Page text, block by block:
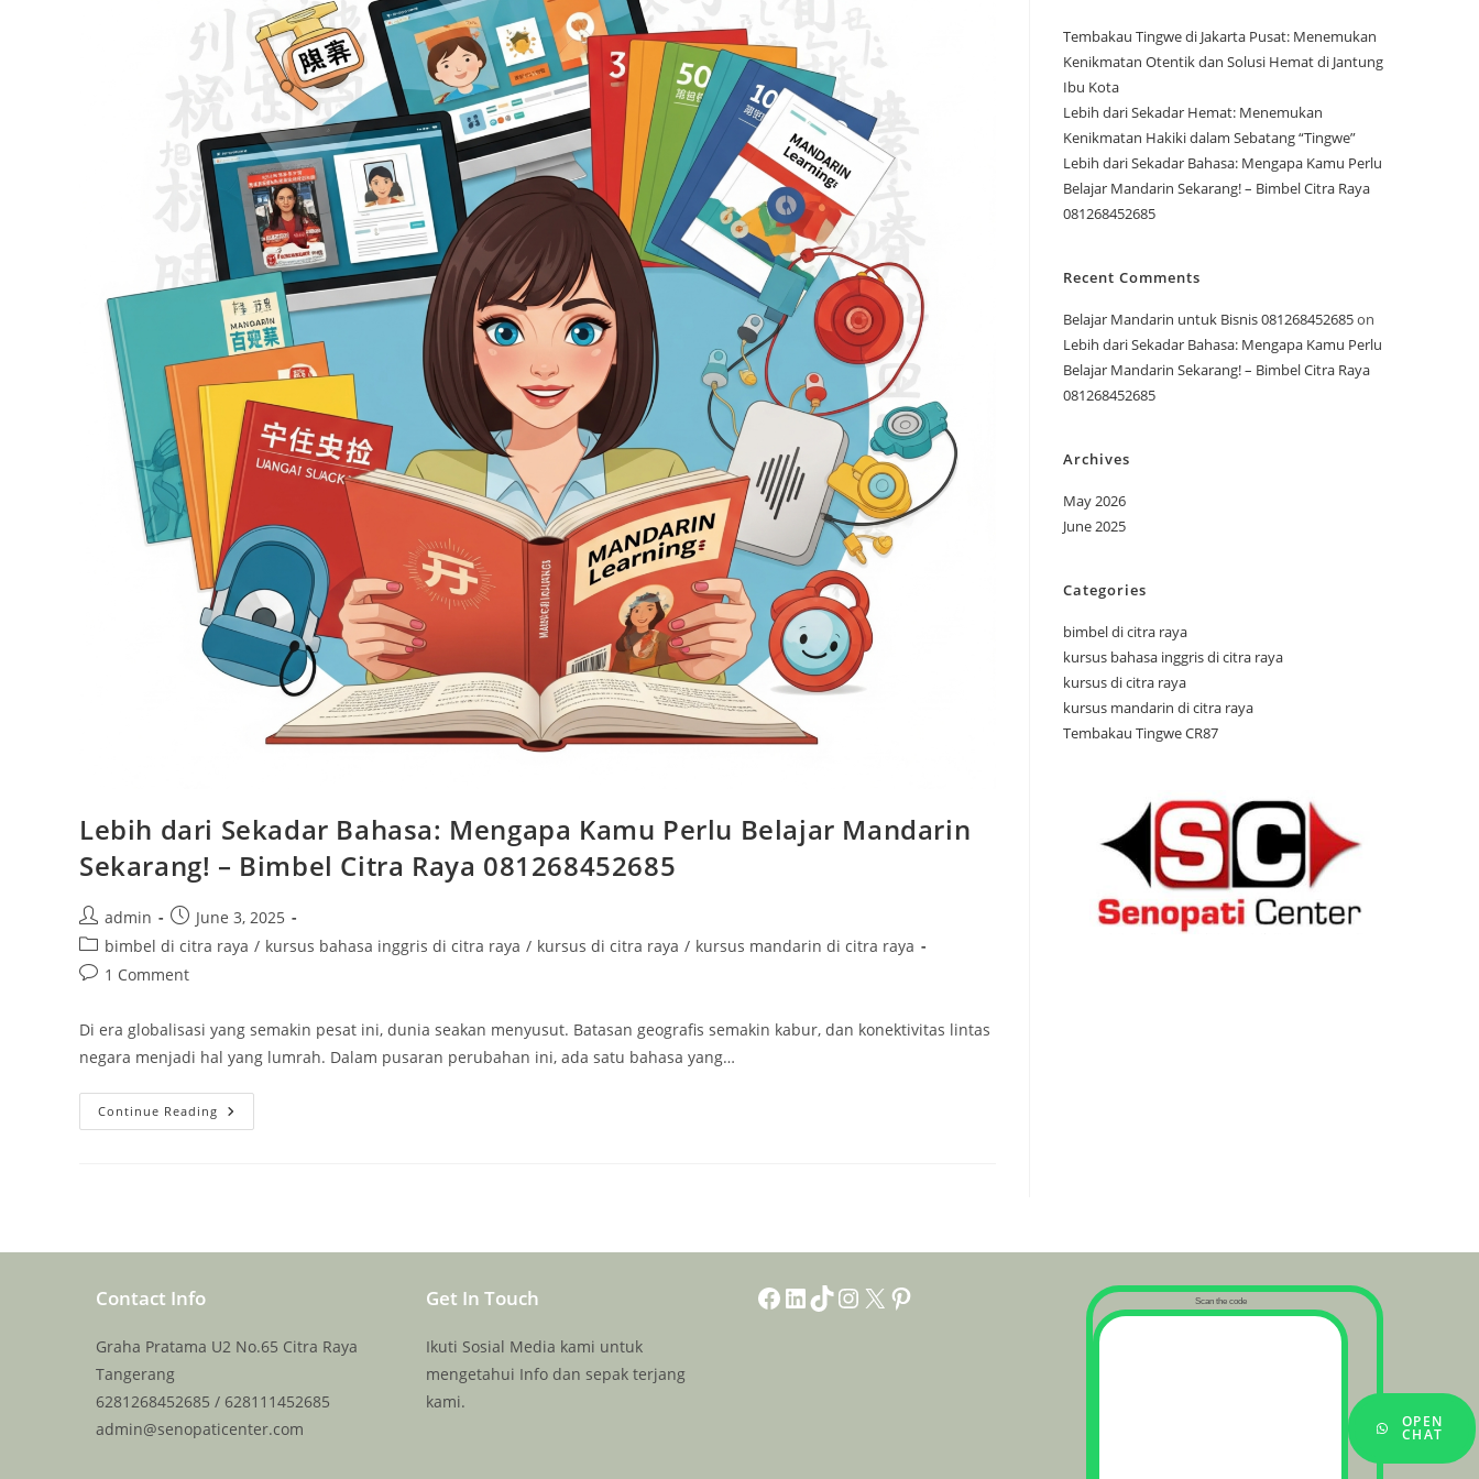
Lebih dari Sekadar Bahasa: Mengapa Kamu Perlu Belajar Mandarin
Sekarang! – Bimbel Citra Raya 081268452685
Post
author:
admin
Post
published:
June 3, 2025
Post
category:
bimbel di citra raya / kursus bahasa inggris di citra raya / kursus di citra raya / kursus mandarin di citra raya
Post1 Comment
Di era globalisasi yang semakin pesat ini, dunia seakan menyusut. Batasan geografis semakin kabur, dan konektivitas lintas
negara menjadi hal yang lumrah. Dalam pusaran perubahan ini, ada satu bahasa yang…
Continue Reading Lebih
Dari
Sekarang!
Tembakau Tingwe di Jakarta Pusat: Menemukan
Kenikmatan Otentik dan Solusi Hemat di Jantung
Ibu Kota
Lebih dari Sekadar Hemat: Menemukan
Kenikmatan Hakiki dalam Sebatang “Tingwe”
Lebih dari Sekadar Bahasa: Mengapa Kamu Perlu
Belajar Mandarin Sekarang! – Bimbel Citra Raya
081268452685
Recent Comments
Belajar Mandarin untuk Bisnis 081268452685on
Lebih dari Sekadar Bahasa: Mengapa Kamu Perlu
Belajar Mandarin Sekarang! – Bimbel Citra Raya
081268452685
Archives
May 2026
June 2025
Categories
bimbel di citra raya
kursus bahasa inggris di citra raya
kursus di citra raya
kursus mandarin di citra raya
Tembakau Tingwe CR87
Contact Info
Graha Pratama U2 No.65 Citra Raya
Tangerang
6281268452685 / 628111452685
admin@senopaticenter.com
Get In Touch
Ikuti Sosial Media kami untuk
mengetahui Info dan sepak terjang
kami.
Facebook
LinkedIn
TikTokInstagram
X Pinterest Scan the code
OPEN
CHAT